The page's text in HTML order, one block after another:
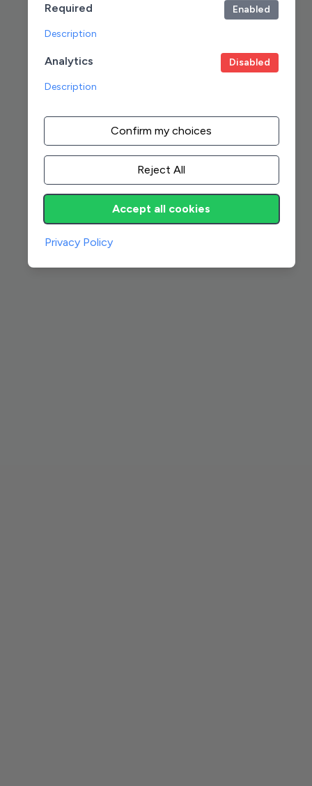
Required Enabled
Description
Analytics Disabled
Description
Confirm my choices
Reject All
Accept all cookies
Privacy Policy